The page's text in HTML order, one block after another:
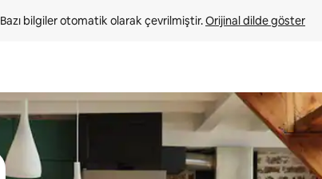
Bazı bilgiler otomatik olarak çevrilmiştir. Orijinal dilde göster